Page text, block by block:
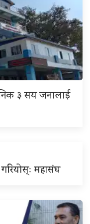
३ सय जनालाई
महासंघ